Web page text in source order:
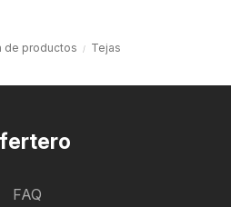
de productos Tejas
FAQ